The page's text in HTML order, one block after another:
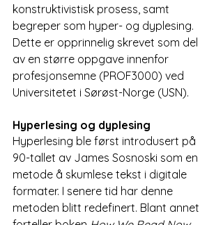
konstruktivistisk prosess, samt
begreper som hyper- og dyplesing.
Dette er opprinnelig skrevet som del
av en større oppgave innenfor
profesjonsemne (PROF3000) ved
Universitetet i Sørøst-Norge (USN).
Hyperlesing og dyplesing
Hyperlesing ble først introdusert på
90-tallet av James Sosnoski som en
metode å skumlese tekst i digitale
formater. I senere tid har denne
metoden blitt redefinert. Blant annet